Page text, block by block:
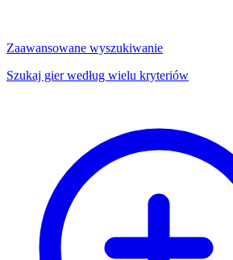
Zaawansowane wyszukiwanie
Szukaj gier według wielu kryteriów